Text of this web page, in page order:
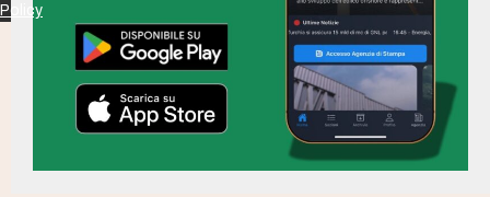
Policy